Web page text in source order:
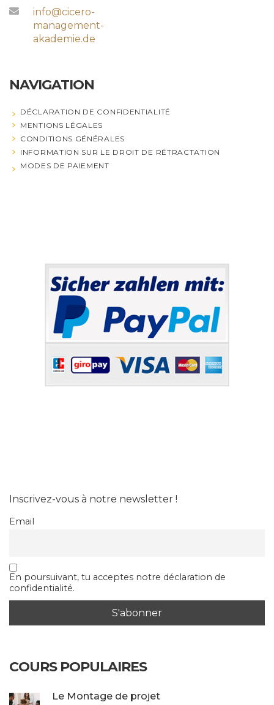
info@cicero-
management-
akademie.de
NAVIGATION
DÉCLARATION DE CONFIDENTIALITÉ
MENTIONS LÉGALES
CONDITIONS GÉNÉRALES
INFORMATION SUR LE DROIT DE RÉTRACTATION
MODES DE PAIEMENT
Inscrivez-vous à notre newsletter !
Email
En poursuivant, tu acceptes notre déclaration de
confidentialité.
COURS POPULAIRES
Le Montage de projet